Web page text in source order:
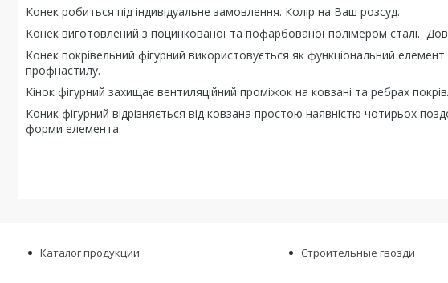
Конек робиться під індивідуальне замовлення. Колір на Ваш розсуд.
Конек виготовлений з поцинкованої та пофарбованої полімером сталі.
Конек покрівельний фігурний використовується як функціональний елемент
профнастилу.
Кінок фігурний захищає вентиляційний проміжок на ковзані та ребрах
Коник фігурний відрізняється від ковзана простою наявністю чотирьох
форми елемента.
Каталог продукции Строительные гвозди